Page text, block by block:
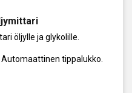
öljylle ja glykolille.
tippalukko.